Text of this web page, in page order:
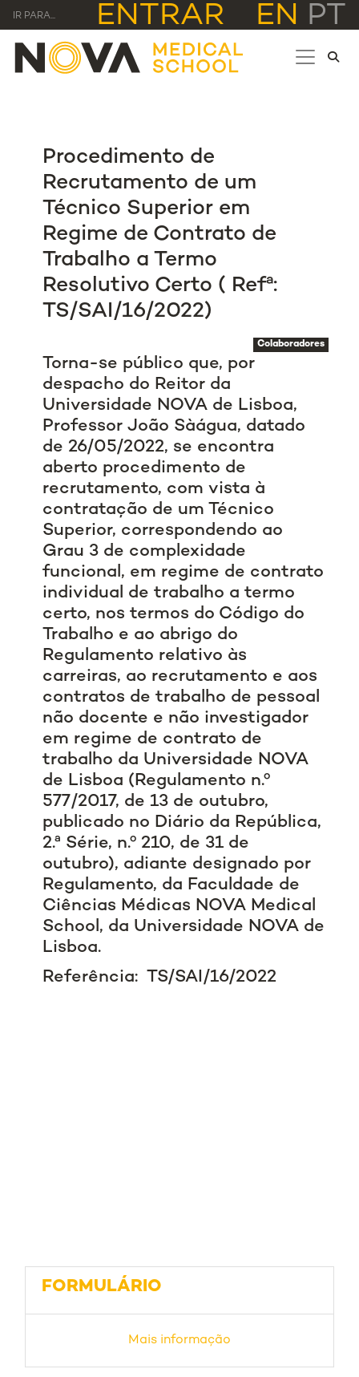
IR PARA... ENTRAR EN PT
Procedimento de
Recrutamento de um
Técnico Superior em
Regime de Contrato de
Trabalho a Termo
Resolutivo Certo ( Refª:
TS/SAI/16/2022)
Colaboradores
Torna-se público que, por
despacho do Reitor da
Universidade NOVA de Lisboa,
Professor João Sàágua, datado
de 26/05/2022, se encontra
aberto procedimento de
recrutamento, com vista à
contratação de um Técnico
Superior, correspondendo ao
Grau 3 de complexidade
funcional, em regime de contrato
individual de trabalho a termo
certo, nos termos do Código do
Trabalho e ao abrigo do
Regulamento relativo às
carreiras, ao recrutamento e aos
contratos de trabalho de pessoal
não docente e não investigador
em regime de contrato de
trabalho da Universidade NOVA
de Lisboa (Regulamento n.º
577/2017, de 13 de outubro,
publicado no Diário da República,
2.ª Série, n.º 210, de 31 de
outubro), adiante designado por
Regulamento, da Faculdade de
Ciências Médicas NOVA Medical
School, da Universidade NOVA de
Lisboa.
Referência: TS/SAI/16/2022
FORMULÁRIO
Mais informação